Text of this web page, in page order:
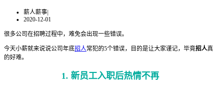
薪人薪事|
2020-12-01
很多公司在招聘过程中，难免会出现一些错误。
今天小薪就来说说公司年底招人常犯的5个错误，目的是让大家谨记，毕竟招人真
的好难。
1. 新员工入职后热情不再